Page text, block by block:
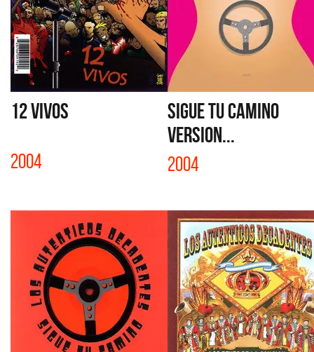
12 VIVOS
2004
SIGUE TU CAMINO
VERSION...
2004